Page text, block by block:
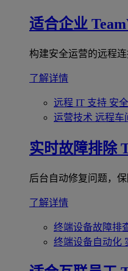
适合企业
构建安全运营的远程连
了解详情
远程 IT 支持 安
运营技术 远程车
实时故障排除
后台自动修复问题，保
了解详情
终端设备故障排
终端设备自动化